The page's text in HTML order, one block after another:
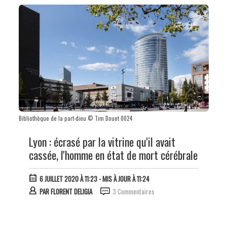
Bibliothèque de la part-dieu © Tim Douet 0024
Lyon : écrasé par la vitrine qu'il avait
cassée, l'homme en état de mort cérébrale
6 JUILLET 2020 À 11:23- MIS À JOUR À 11:24
PARFLORENT DELIGIA 3 Commentaires